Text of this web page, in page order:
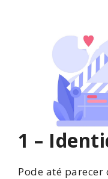
1 –
Pode até